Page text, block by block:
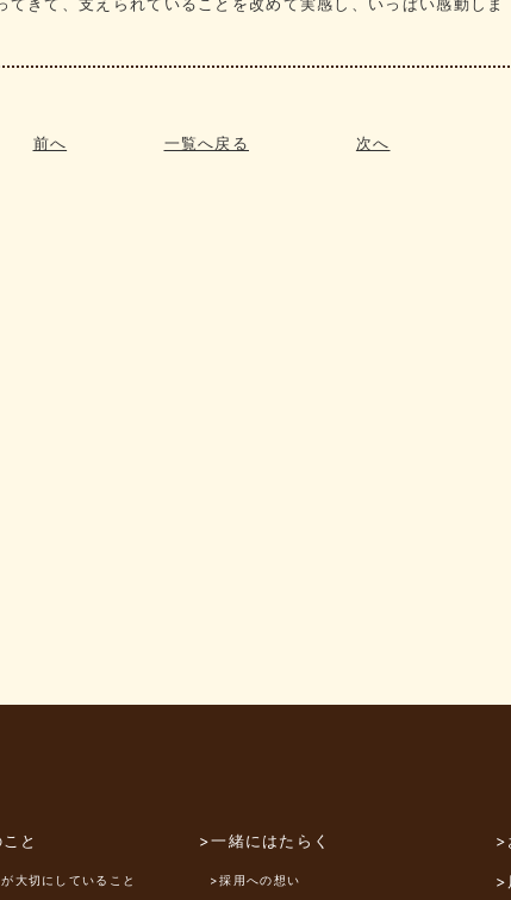
前へ 一覧へ戻る 次へ
と
大切にしていること
>一緒にはたらく
>採用への想い
>
>